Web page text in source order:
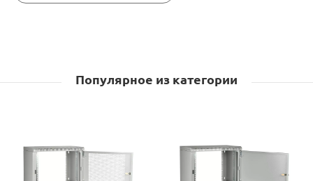
Популярное из категории